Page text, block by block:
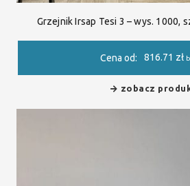
Grzejnik Irsap Tesi 3 – wys. 1000,
Cena od: 816.71 zł
zobacz